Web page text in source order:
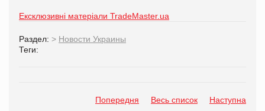
Ексклюзивні матеріали TradeMaster.ua
Раздел: > Новости Украины
Теги:
Попередня Весь список Наступна